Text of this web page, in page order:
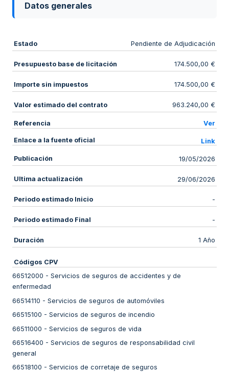
Datos generales
Estado Pendiente de Adjudicación
Presupuesto base de licitación 174.500,00 €
Importe sin impuestos 174.500,00 €
Valor estimado del contrato 963.240,00 €
Referencia Ver
Enlace a la fuente oficial Link
Publicación 19/05/2026
Ultima actualización 29/06/2026
Periodo estimado Inicio -
Periodo estimado Final -
Duración 1 Año
Códigos CPV
66512000 - Servicios de seguros de accidentes y de
enfermedad
66514110 - Servicios de seguros de automóviles
66515100 - Servicios de seguros de incendio
66511000 - Servicios de seguros de vida
66516400 - Servicios de seguros de responsabilidad civil
general
66518100 - Servicios de corretaje de seguros